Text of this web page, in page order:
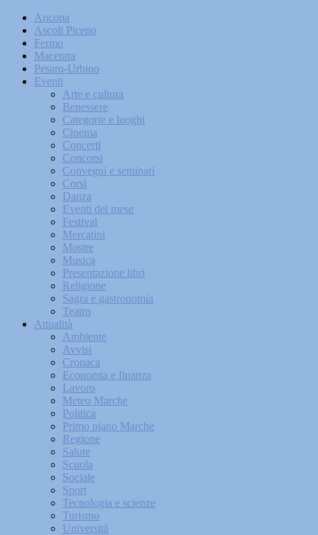
Ancona
Ascoli Piceno
Fermo
Macerata
Pesaro-Urbino
Eventi
Arte e cultura
Benessere
Categorie e luoghi
Cinema
Concerti
Concorsi
Convegni e seminari
Corsi
Danza
Eventi del mese
Festival
Mercatini
Mostre
Musica
Presentazione libri
Religione
Sagra e gastronomia
Teatro
Attualità
Ambiente
Avvisi
Cronaca
Economia e finanza
Lavoro
Meteo Marche
Politica
Primo piano Marche
Regione
Salute
Scuola
Sociale
Sport
Tecnologia e scienze
Turismo
Università